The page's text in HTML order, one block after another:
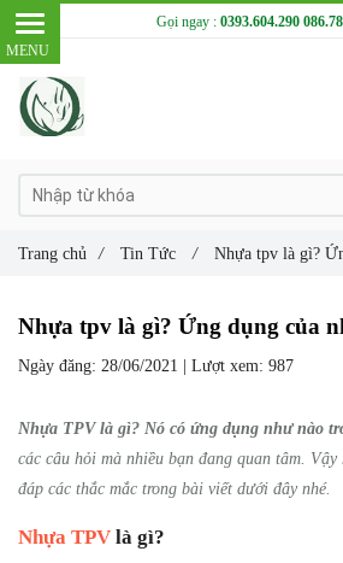
Nhựa tpv là gì? Ứng dụng của
Ngày đăng: 28/06/2021 | Lượt xem: 987
Nhựa TPVlà gì? Nó có ứng dụng như nào
các câu hỏi mà nhiều bạn đang quan tâm.
đáp các thắc mắc trong bài viết dưới đây nhé.
Nhựa TPV là gì?
Trang chủ / Tin Tức / Nhựa tpv là gì?
Gọi ngay : 0393.604.290